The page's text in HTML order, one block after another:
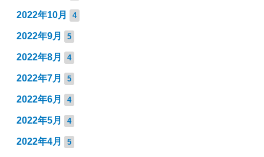
2022年10月 4
2022年9月 5
2022年8月 4
2022年7月 5
2022年6月 4
2022年5月 4
2022年4月 5